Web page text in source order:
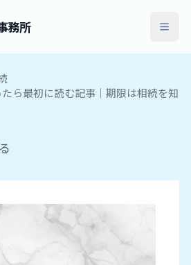
務所
ら最初に読む記事｜期限は相続を知